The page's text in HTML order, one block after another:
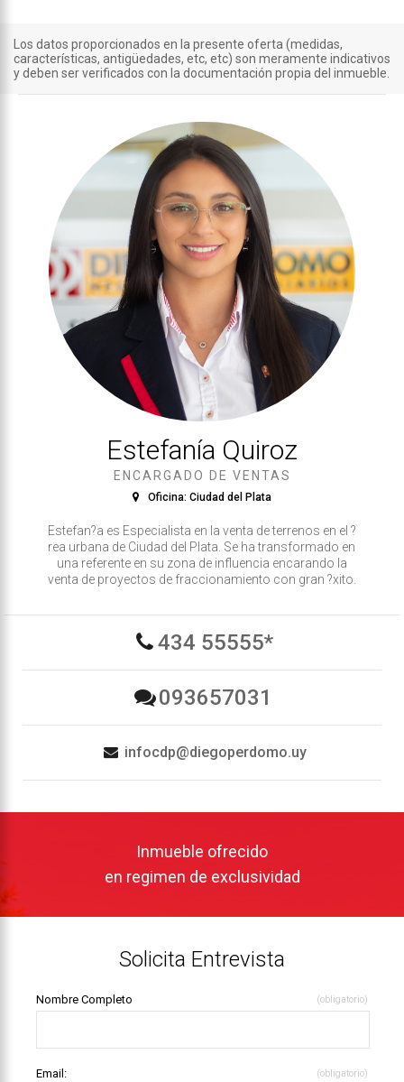
Los datos proporcionados en la presente oferta (medidas,
características, antigüedades, etc, etc) son meramente indicativos
y deben ser verificados con la documentación propia del inmueble.
Estefaní­a Quiroz
ENCARGADO DE VENTAS
Oficina: Ciudad del Plata
Estefan?a es Especialista en la venta de terrenos en el ?
rea urbana de Ciudad del Plata. Se ha transformado en
una referente en su zona de influencia encarando la
venta de proyectos de fraccionamiento con gran ?xito.
434 55555*
093657031
infocdp@diegoperdomo.uy
Inmueble ofrecido
en regimen de exclusividad
Solicita Entrevista
Nombre Completo (obligatorio)
Email: (obligatorio)